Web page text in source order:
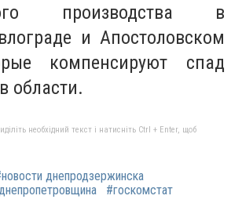
производства в
и Апостоловском
компенсируют спад
области.
необхідний текст і натисніть Ctrl + Enter, щоб
днепродзержинска
#госкомстат